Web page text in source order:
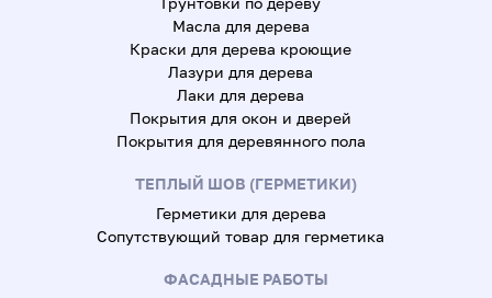
Масла для дерева
Краски для дерева кроющие
Лазури для дерева
Лаки для дерева
Покрытия для окон и дверей
Покрытия для деревянного пола
ТЕПЛЫЙ ШОВ (ГЕРМЕТИКИ)
Герметики для дерева
Сопутствующий товар для герметика
ФАСАДНЫЕ РАБОТЫ